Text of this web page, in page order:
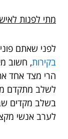
מתי לפנות
לפני שאתם
בקירות, חשוב
הרי מצד אחד
לשלב מתקדם
בשלב מקדים
לערב אנשי